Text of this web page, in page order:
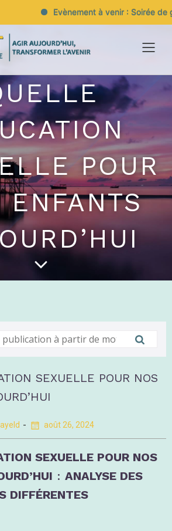
Evènement à venir : Soirée de
POUR
ENFANTS
SEXUELLE POUR NOS
- août 26, 2024
SEXUELLE POUR NOS
: ANALYSE DES
DIFFÉRENTES